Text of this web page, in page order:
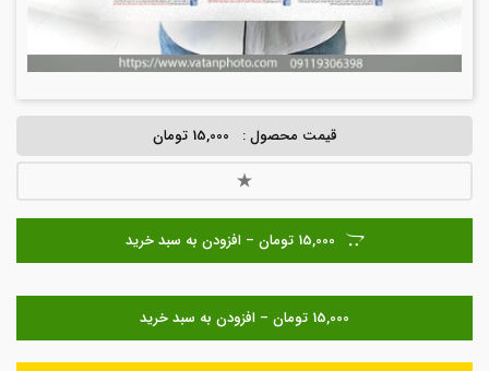
قیمت محصول : 15,000 تومان
15,000 تومان – افزودن به سبد خرید